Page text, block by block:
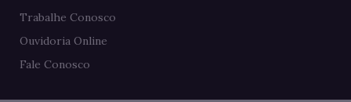
Trabalhe Conosco
Ouvidoria Online
Fale Conosco